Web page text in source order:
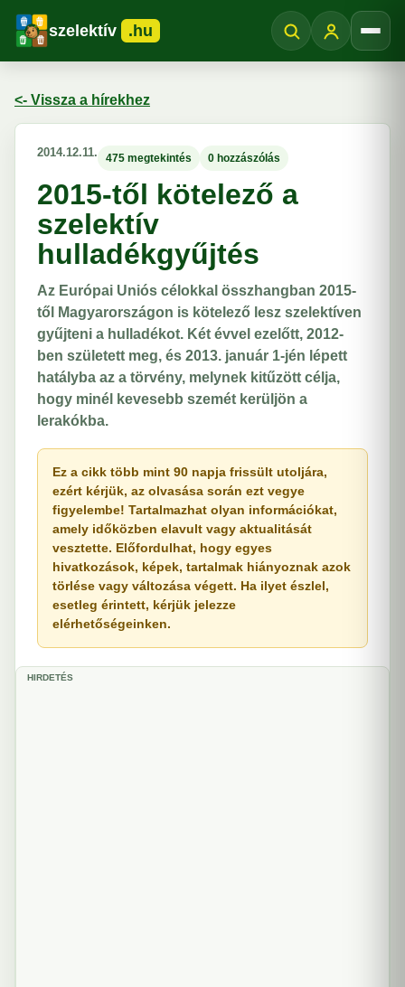
szelektív .hu
<- Vissza a hírekhez
2014.12.11. 475 megtekintés 0 hozzászólás
2015-től kötelező a
szelektív
hulladékgyűjtés
Az Európai Uniós célokkal összhangban 2015-
től Magyarországon is kötelező lesz szelektíven
gyűjteni a hulladékot. Két évvel ezelőtt, 2012-
ben született meg, és 2013. január 1-jén lépett
hatályba az a törvény, melynek kitűzött célja,
hogy minél kevesebb szemét kerüljön a
lerakókba.
Ez a cikk több mint 90 napja frissült utoljára,
ezért kérjük, az olvasása során ezt vegye
figyelembe! Tartalmazhat olyan információkat,
amely időközben elavult vagy aktualitását
vesztette. Előfordulhat, hogy egyes
hivatkozások, képek, tartalmak hiányoznak azok
törlése vagy változása végett. Ha ilyet észlel,
esetleg érintett, kérjük jelezze
elérhetőségeinken.
HIRDETÉS